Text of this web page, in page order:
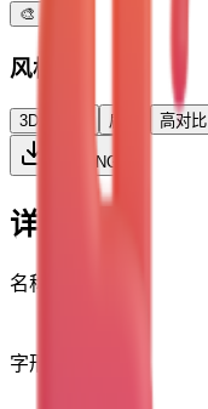
🎨
风格
3D 扁平 高对比
下载 PNG
详细信息
名称
字形